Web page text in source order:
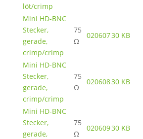
löt/crimp
Mini HD-BNC
Stecker,
gerade,
crimp/crimp
75
Ω
02060730 KB
Mini HD-BNC
Stecker,
gerade,
crimp/crimp
75
Ω
02060830 KB
Mini HD-BNC
Stecker,
gerade,
75
Ω
02060930 KB